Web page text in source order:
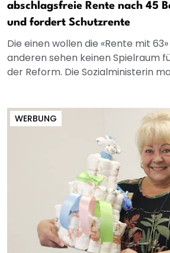
abschlagsfreie Rente nach 45
und fordert Schutzrente
Die einen wollen die «Rente mit
anderen sehen keinen Spielraum
der Reform. Die Sozialministerin
WERBUNG